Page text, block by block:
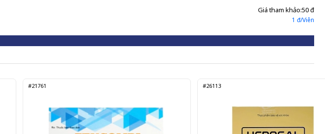
Giá tham khảo:50 đ
1 đ/Viên
#21761 #26113